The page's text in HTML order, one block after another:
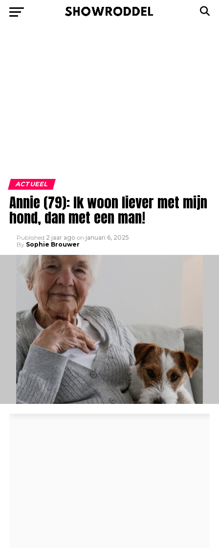
ACTUEEL
Annie (79): Ik woon liever met mijn
hond, dan met een man!
Published 2 jaar ago on januari 6, 2025
By Sophie Brouwer